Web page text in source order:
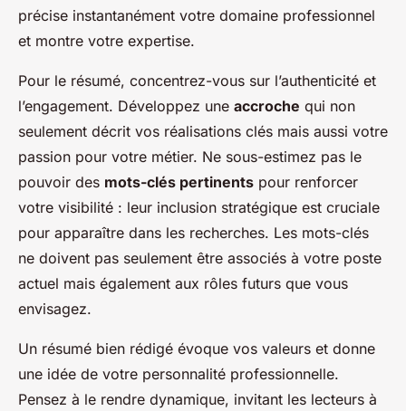
précise instantanément votre domaine professionnel
et montre votre expertise.
Pour le résumé, concentrez-vous sur l’authenticité et
l’engagement. Développez une accroche qui non
seulement décrit vos réalisations clés mais aussi votre
passion pour votre métier. Ne sous-estimez pas le
pouvoir des mots-clés pertinents pour renforcer
votre visibilité : leur inclusion stratégique est cruciale
pour apparaître dans les recherches. Les mots-clés
ne doivent pas seulement être associés à votre poste
actuel mais également aux rôles futurs que vous
envisagez.
Un résumé bien rédigé évoque vos valeurs et donne
une idée de votre personnalité professionnelle.
Pensez à le rendre dynamique, invitant les lecteurs à